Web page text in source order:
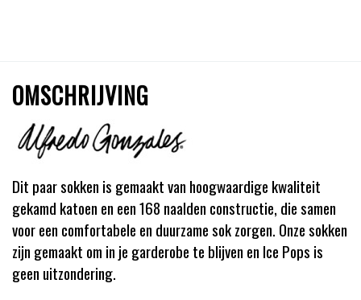
OMSCHRIJVING
Dit paar sokken is gemaakt van hoogwaardige kwaliteit
gekamd katoen en een 168 naalden constructie, die samen
voor een comfortabele en duurzame sok zorgen. Onze sokken
zijn gemaakt om in je garderobe te blijven en Ice Pops is
geen uitzondering.